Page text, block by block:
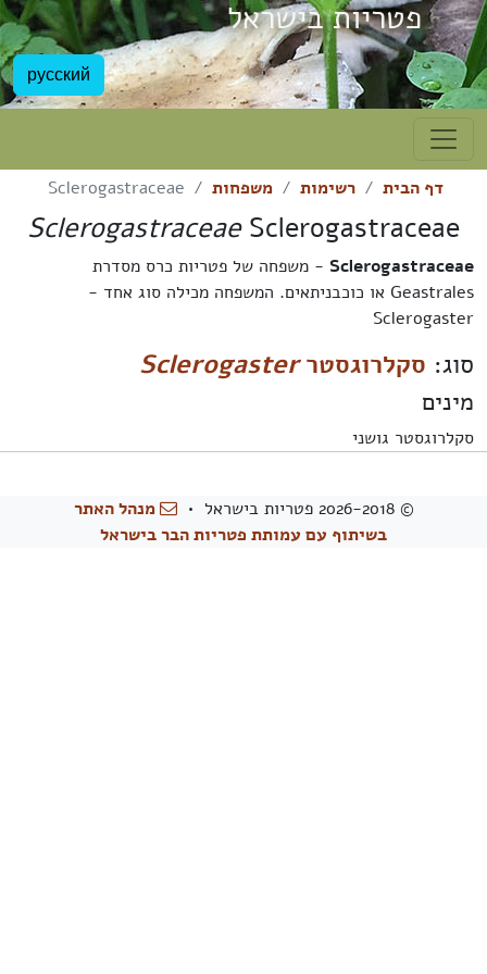
פטריות בישראל
русский
דף הבית רשימות משפחות Sclerogastraceae
Sclerogastraceae
Sclerogastraceae
Sclerogastraceae- משפחה של פטריות כרס מסדרת
Geastrales או כוכבניתאים. המשפחה מכילה סוג אחד -
Sclerogaster
סוג:סקלרוגסטרSclerogaster
מינים
סקלרוגסטר גושני
© 2026-2018 פטריות בישראל •
מנהל האתר
בשיתוף עם עמותת פטריות הבר בישראל